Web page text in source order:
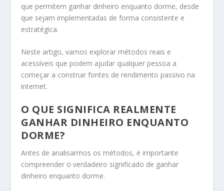
que permitem ganhar dinheiro enquanto dorme, desde
que sejam implementadas de forma consistente e
estratégica.
Neste artigo, vamos explorar métodos reais e
acessíveis que podem ajudar qualquer pessoa a
começar a construir fontes de rendimento passivo na
internet.
O QUE SIGNIFICA REALMENTE
GANHAR DINHEIRO ENQUANTO
DORME?
Antes de analisarmos os métodos, é importante
compreender o verdadeiro significado de ganhar
dinheiro enquanto dorme.